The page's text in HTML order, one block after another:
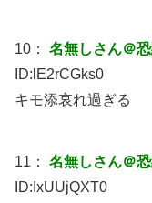
10： 名無しさん＠
ID: lE2rCGks0
キモ添哀れ過ぎる
11： 名無しさん＠
ID: IxUUjQXT0